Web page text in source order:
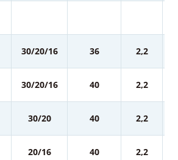
30/20/16 36 2,2
30/20/16 40 2,2
30/20 40 2,2
20/16 40 2,2